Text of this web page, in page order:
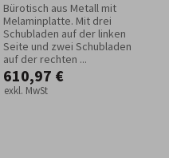
Bürotisch aus Metall mit
Melaminplatte. Mit drei
Schubladen auf der linken
Seite und zwei Schubladen
auf der rechten ...
610,97 €
exkl. MwSt